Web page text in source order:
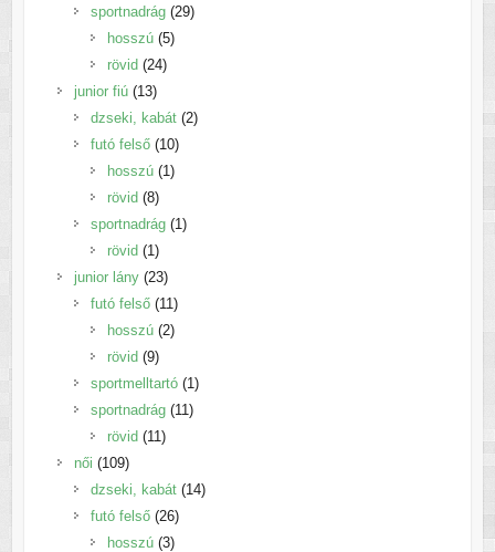
termék
sportnadrág 2929
hosszú 55
rövid 2424
junior fiú 1313
termék
dzseki, kabát 22
futó felső 1010
termék
hosszú 1 1
rövid 88
termék
sportnadrág 1 1
rövid 1 1
termék
junior lány 2323
termék
futó felső 11 11
termék
hosszú 22
rövid 99
termék
sportmelltartó 1 1
termék
sportnadrág 11 11
rövid 11 11
női 109109
termék
dzseki, kabát 1414
futó felső 2626
termék
hosszú 33